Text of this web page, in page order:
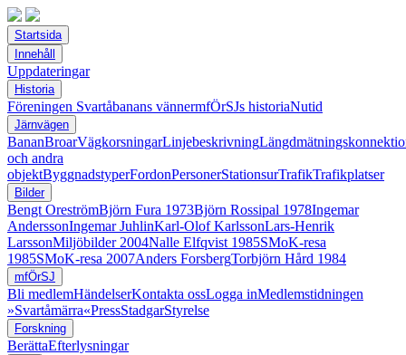
Startsida
Innehåll
Uppdateringar
Historia
Föreningen Svartåbanans vännermfÖrSJs historiaNutid
Järnvägen
BananBroarVägkorsningarLinjebeskrivning
och andra
objektByggnadstyperFordonPersonerStationsurTrafikTrafikplatser
Bilder
Bengt OreströmBjörn Fura 1973Björn Rossipal 1978Ingemar
AnderssonIngemar JuhlinKarl-Olof KarlssonLars-Henrik
LarssonMiljöbilder 2004Nalle Elfqvist 1985SMoK-resa
1985SMoK-resa 2007Anders ForsbergTorbjörn Hård 1984
mfÖrSJ
Bli medlemHändelserKontakta ossLogga inMedlemstidningen
»Svartåmärra«PressStadgarStyrelse
Forskning
BerättaEfterlysningar